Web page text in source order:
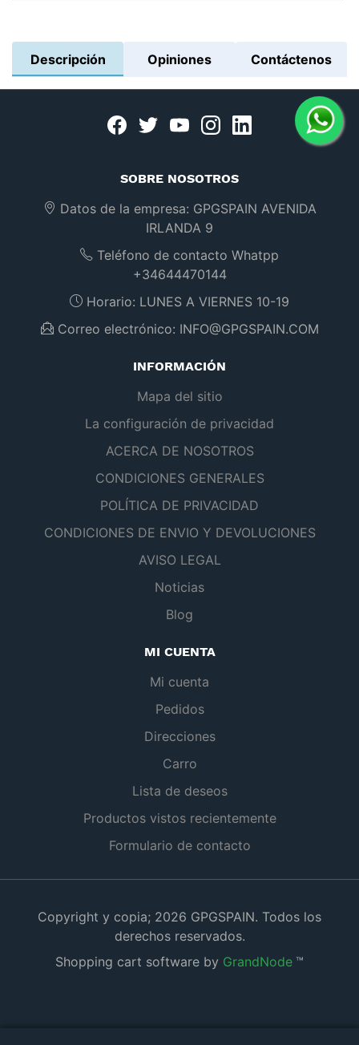
Descripción Opiniones Contáctenos
Facebook
twitteryoutubeinstagramlinkedin
SOBRE NOSOTROS
Datos de la empresa: GPGSPAIN AVENIDA
IRLANDA 9
Teléfono de contacto Whatpp
+34644470144
Horario: LUNES A VIERNES 10-19
Correo electrónico: INFO@GPGSPAIN.COM
INFORMACIÓN
Mapa del sitio
La configuración de privacidad
ACERCA DE NOSOTROS
CONDICIONES GENERALES
POLÍTICA DE PRIVACIDAD
CONDICIONES DE ENVIO Y DEVOLUCIONES
AVISO LEGAL
Noticias
Blog
MI CUENTA
Mi cuenta
Pedidos
Direcciones
Carro
Lista de deseos
Productos vistos recientemente
Formulario de contacto
Copyright y copia; 2026 GPGSPAIN. Todos los
derechos reservados.
Shopping cart software by GrandNode ™